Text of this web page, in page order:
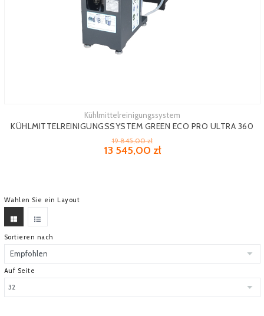
Kühlmittelreinigungssystem
KÜHLMITTELREINIGUNGSSYSTEM GREEN ECO PRO ULTRA 360
19 845,00 zł
13 545,00 zł
Wahlen Sie ein Layout
Sortieren nach
Auf Seite